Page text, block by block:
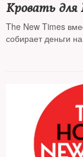
Кровать
The New Times
собирает деньги